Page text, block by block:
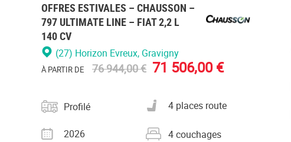
OFFRES ESTIVALES – CHAUSSON –
797 ULTIMATE LINE – FIAT 2,2 L
140 CV
(27) Horizon Evreux, Gravigny
À PARTIR DE 76 944,00 € 71 506,00 €
Catégorie
Profilé
Nombre de places carte
grise
4 places route
Année2026 Nombre de couchages
4 couchages